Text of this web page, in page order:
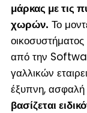
μάρκας με τις
χωρών. Το
από την
γαλλικών
έξυπνη, ασφαλή
βασίζεται